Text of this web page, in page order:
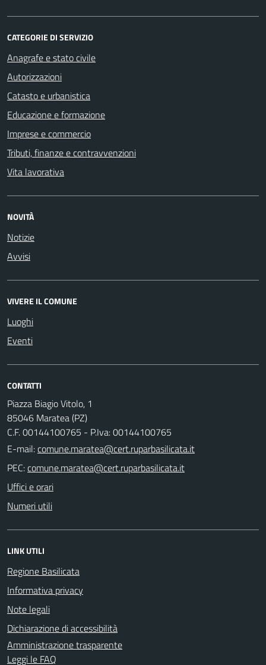
CATEGORIE DI SERVIZIO
Anagrafe e stato civile
Autorizzazioni
Catasto e urbanistica
Educazione e formazione
Imprese e commercio
Tributi, finanze e contravvenzioni
Vita lavorativa
NOVITÀ
Notizie
Avvisi
VIVERE IL COMUNE
Luoghi
Eventi
CONTATTI
Piazza Biagio Vitolo, 1
85046 Maratea (PZ)
C.F. 00144100765 - P.Iva: 00144100765
E-mail:
PEC:
Uffici e orari
Numeri utili
LINK UTILI
Regione Basilicata
Informativa privacy
Note legali
Dichiarazione di accessibilità
Amministrazione trasparente
Leggi le FAQ